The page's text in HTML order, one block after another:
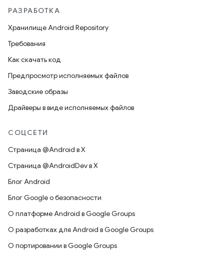
РАЗРАБОТКА
Хранилище Android Repository
Требования
Как скачать код
Предпросмотр исполняемых файлов
Заводские образы
Драйверы в виде исполняемых файлов
СОЦСЕТИ
Страница @Android в X
Страница @AndroidDev в X
Блог Android
Блог Google о безопасности
О платформе Android в Google Groups
О разработках для Android в Google Groups
О портировании в Google Groups